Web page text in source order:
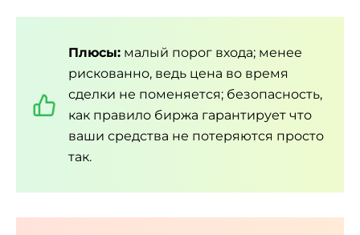
Плюсы: малый порог входа; менее
рискованно, ведь цена во время
сделки не поменяется; безопасность,
как правило биржа гарантирует что
ваши средства не потеряются просто
так.